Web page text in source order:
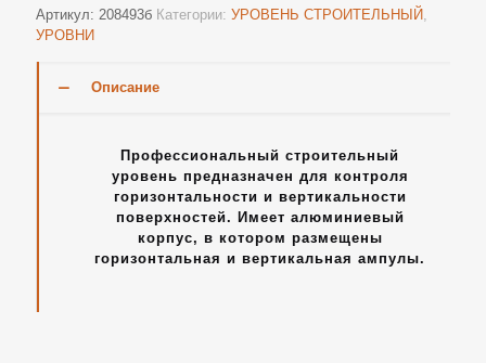
Артикул: 208493б Категории: УРОВЕНЬ СТРОИТЕЛЬНЫЙ,
УРОВНИ
Описание
Профессиональный строительный
уровень предназначен для контроля
горизонтальности и вертикальности
поверхностей. Имеет алюминиевый
корпус, в котором размещены
горизонтальная и вертикальная ампулы.